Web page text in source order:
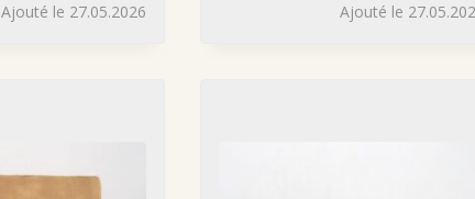
Ajouté le 27.05.2026 Ajouté le